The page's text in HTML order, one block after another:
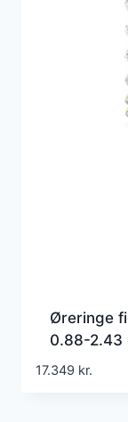
Øreringe
0.88-2.43
diamanter
17.349 kr.